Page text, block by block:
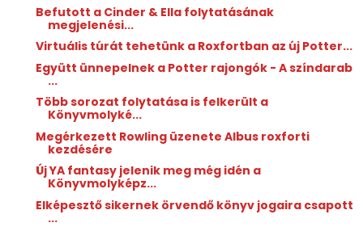
Befutott a Cinder & Ella folytatásának
megjelenési...
Virtuális túrát tehetünk a Roxfortban az új Potter...
Együtt ünnepelnek a Potter rajongók - A színdarab
...
Több sorozat folytatása is felkerült a
Könyvmolyké...
Megérkezett Rowling üzenete Albus roxforti
kezdésére
Új YA fantasy jelenik meg még idén a
Könyvmolyképz...
Elképesztő sikernek örvendő könyv jogaira csapott
...